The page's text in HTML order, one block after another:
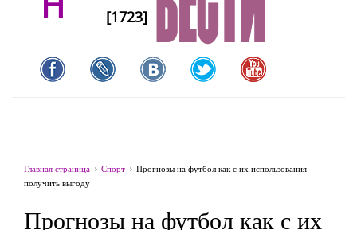
[1723]
Главная страница Спорт
Прогнозы на футбол как с их использования
получить выгоду
Прогнозы на футбол как с их